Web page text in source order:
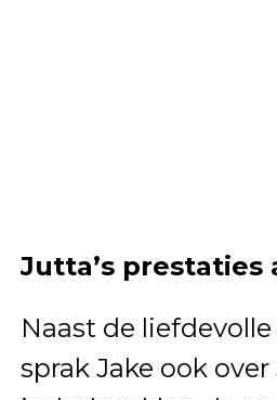
Jutta’s prestaties
Naast de
sprak Jake ook over